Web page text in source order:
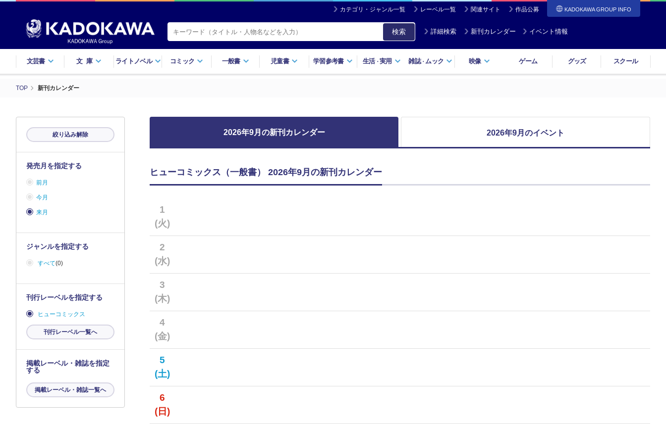
カテゴリ・ジャンル一覧 レーベル一覧 関連サイト 作品公募 KADOKAWA GROUP INFO
検索 詳細検索 新刊カレンダー イベント情報
文芸書 文庫 ライトノベル コミック 一般書 児童書 学習参考書 生活・実用 雑誌・ ムック 映像 ゲーム グッズ スクール
TOP 新刊カレンダー
2026年9月の新刊カレンダー 2026年9月のイベント
ヒューコミックス（一般書） 2026年9月の新刊カレンダー
1
(火)
2
(水)
3
(木)
4
(金)
5
(土)
6
(日)
絞り込み解除
発売月を指定する
前月
今月
来月
ジャンルを指定する
すべて(0)
刊行レーベルを指定する
ヒューコミックス
刊行レーベル一覧へ
掲載レーベル・雑誌を指定
する
掲載レーベル・雑誌一覧へ